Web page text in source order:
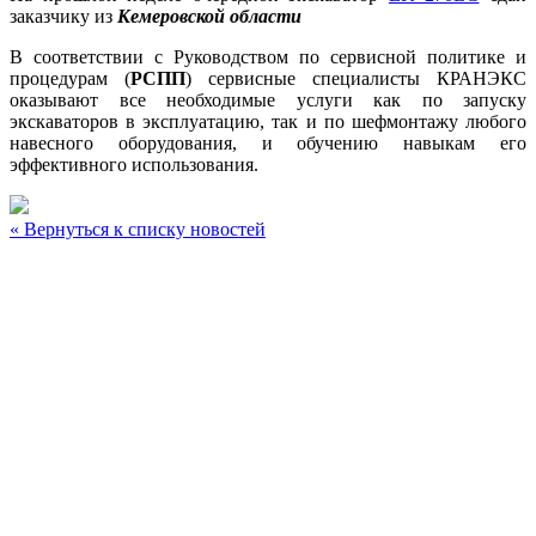
заказчику из Кемеровской области
В соответствии с Руководством по сервисной политике и
процедурам (РСПП) сервисные специалисты КРАНЭКС
оказывают все необходимые услуги как по запуску
экскаваторов в эксплуатацию, так и по шефмонтажу любого
навесного оборудования, и обучению навыкам его
эффективного использования.
« Вернуться к списку новостей